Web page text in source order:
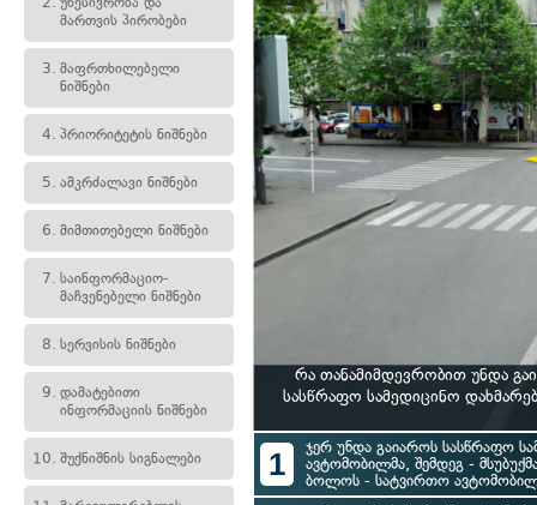
მართვის პირობები
3. მაფრთხილებელი
ნიშნები
4. პრიორიტეტის ნიშნები
5. ამკრძალავი ნიშნები
6. მიმთითებელი ნიშნები
7. საინფორმაციო-
მაჩვენებელი ნიშნები
8. სერვისის ნიშნები
9. დამატებითი
ინფორმაციის ნიშნები
10. შუქნიშნის სიგნალები
რა თანამიმდევრობით უნდა
სასწრაფო სამედიცინო
1
ჯერ უნდა გაიაროს სასწრაფო
ავტომობილმა, შემდეგ -
ბოლოს - სატვირთო